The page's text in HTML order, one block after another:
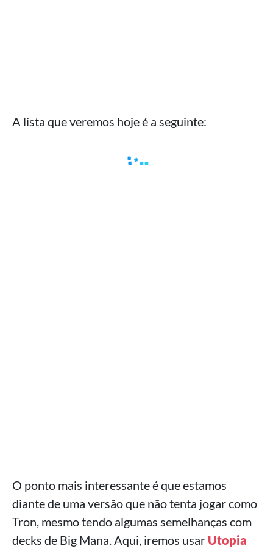
A lista que veremos hoje é a seguinte:
O ponto mais interessante é que estamos
diante de uma versão que não tenta jogar como
Tron, mesmo tendo algumas semelhanças com
decks de Big Mana. Aqui, iremos usar Utopia